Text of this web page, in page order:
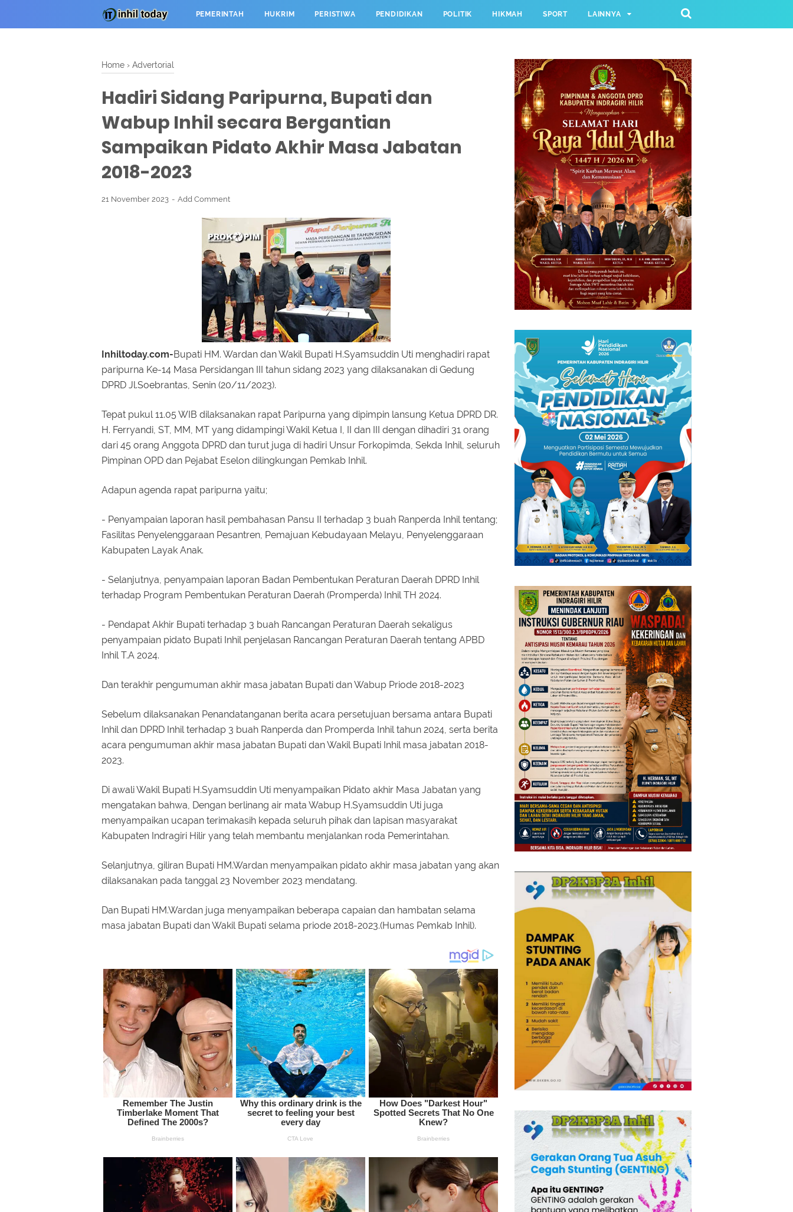
PEMERINTAH HUKRIM PERISTIWA PENDIDIKAN POLITIK HIKMAH SPORT LAINNYA
Home › Advertorial
Hadiri Sidang Paripurna, Bupati dan
Wabup Inhil secara Bergantian
Sampaikan Pidato Akhir Masa Jabatan
2018-2023
21 November 2023 Add Comment
Inhiltoday.com-Bupati HM. Wardan dan Wakil Bupati H.Syamsuddin Uti menghadiri rapat
paripurna Ke-14 Masa Persidangan III tahun sidang 2023 yang dilaksanakan di Gedung
DPRD Jl.Soebrantas, Senin (20/11/2023).
Tepat pukul 11.05 WIB dilaksanakan rapat Paripurna yang dipimpin lansung Ketua DPRD DR.
H. Ferryandi, ST, MM, MT yang didampingi Wakil Ketua I, II dan III dengan dihadiri 31 orang
dari 45 orang Anggota DPRD dan turut juga di hadiri Unsur Forkopimda, Sekda Inhil, seluruh
Pimpinan OPD dan Pejabat Eselon dilingkungan Pemkab Inhil.
Adapun agenda rapat paripurna yaitu;
- Penyampaian laporan hasil pembahasan Pansu II terhadap 3 buah Ranperda Inhil tentang;
Fasilitas Penyelenggaraan Pesantren, Pemajuan Kebudayaan Melayu, Penyelenggaraan
Kabupaten Layak Anak.
- Selanjutnya, penyampaian laporan Badan Pembentukan Peraturan Daerah DPRD Inhil
terhadap Program Pembentukan Peraturan Daerah (Promperda) Inhil TH 2024.
- Pendapat Akhir Bupati terhadap 3 buah Rancangan Peraturan Daerah sekaligus
penyampaian pidato Bupati Inhil penjelasan Rancangan Peraturan Daerah tentang APBD
Inhil T.A 2024.
Dan terakhir pengumuman akhir masa jabatan Bupati dan Wabup Priode 2018-2023
Sebelum dilaksanakan Penandatanganan berita acara persetujuan bersama antara Bupati
Inhil dan DPRD Inhil terhadap 3 buah Ranperda dan Promperda Inhil tahun 2024, serta berita
acara pengumuman akhir masa jabatan Bupati dan Wakil Bupati Inhil masa jabatan 2018-
2023.
Di awali Wakil Bupati H.Syamsuddin Uti menyampaikan Pidato akhir Masa Jabatan yang
mengatakan bahwa, Dengan berlinang air mata Wabup H.Syamsuddin Uti juga
menyampaikan ucapan terimakasih kepada seluruh pihak dan lapisan masyarakat
Kabupaten Indragiri Hilir yang telah membantu menjalankan roda Pemerintahan.
Selanjutnya, giliran Bupati HM.Wardan menyampaikan pidato akhir masa jabatan yang akan
dilaksanakan pada tanggal 23 November 2023 mendatang.
Dan Bupati HM.Wardan juga menyampaikan beberapa capaian dan hambatan selama
masa jabatan Bupati dan Wakil Bupati selama priode 2018-2023.(Humas Pemkab Inhil).